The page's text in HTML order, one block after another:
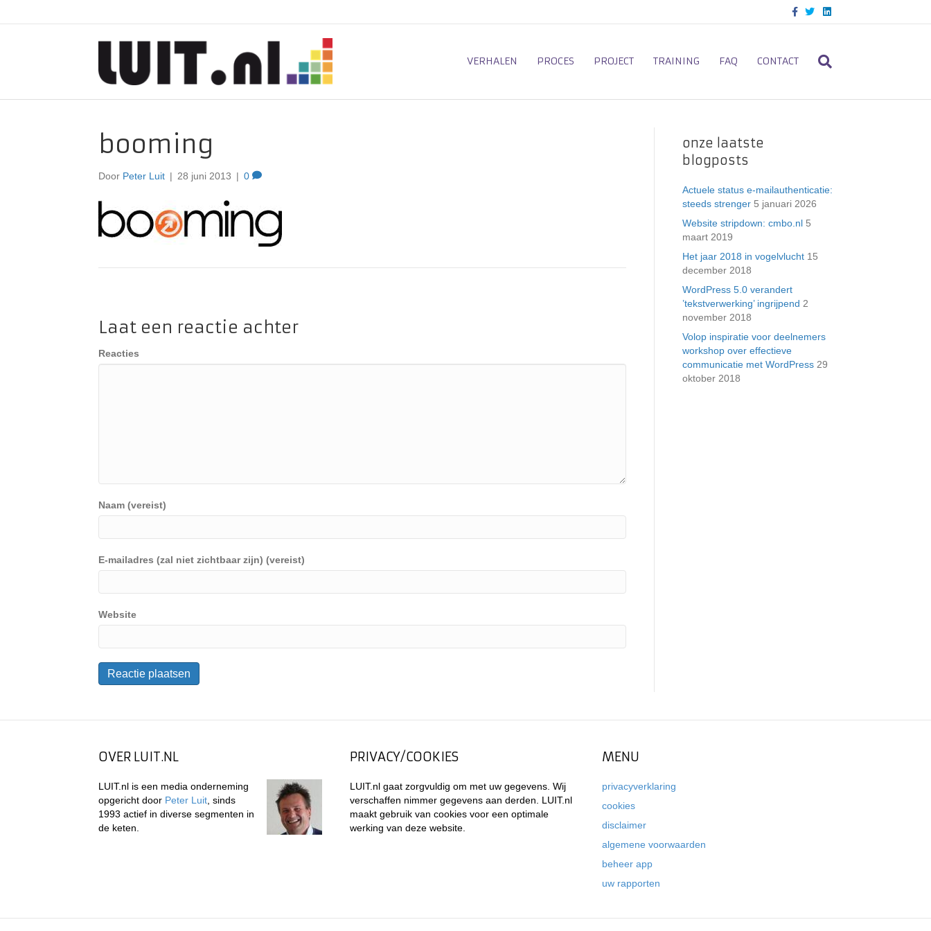
c
o
o
T
i
e
L
n
d
VERHALEN PROCES PROJECT TRAINING FAQ CONTACT
booming
Door Peter Luit | 28 juni 2013 | 0
Laat een reactie achter
Reacties
Naam (vereist)
E-mailadres (zal niet zichtbaar zijn) (vereist)
Website
onze laatste
blogposts
Actuele status e-mailauthenticatie:
steeds strenger 5 januari 2026
Website stripdown: cmbo.nl 5
maart 2019
Het jaar 2018 in vogelvlucht 15
december 2018
WordPress 5.0 verandert
’tekstverwerking’ ingrijpend 2
november 2018
Volop inspiratie voor deelnemers
workshop over effectieve
communicatie met WordPress 29
oktober 2018
OVER LUIT.NL
LUIT.nl is een media onderneming
opgericht door Peter Luit , sinds
1993 actief in diverse segmenten in
de keten.
PRIVACY/COOKIES
LUIT.nl gaat zorgvuldig om met uw gegevens. Wij
verschaffen nimmer gegevens aan derden. LUIT.nl
maakt gebruik van cookies voor een optimale
werking van deze website.
MENU
privacyverklaring
cookies
disclaimer
algemene voorwaarden
beheer app
uw rapporten